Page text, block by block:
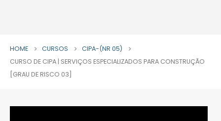
HOME CURSOS
CIPA-(NR 05)
CURSO DE CIPA | SERVIÇOS ESPECIALIZADOS PARA CONSTRUÇÃO
[GRAU DE RISCO 03]